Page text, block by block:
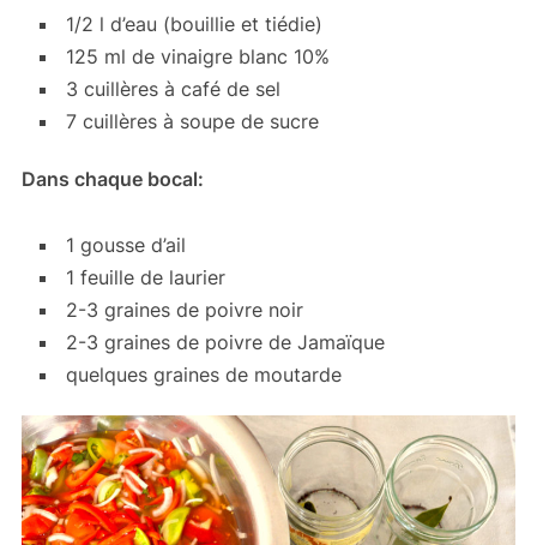
1/2 l d’eau (bouillie et tiédie)
125 ml de vinaigre blanc 10%
3 cuillères à café de sel
7 cuillères à soupe de sucre
Dans chaque bocal:
1 gousse d’ail
1 feuille de laurier
2-3 graines de poivre noir
2-3 graines de poivre de Jamaïque
quelques graines de moutarde